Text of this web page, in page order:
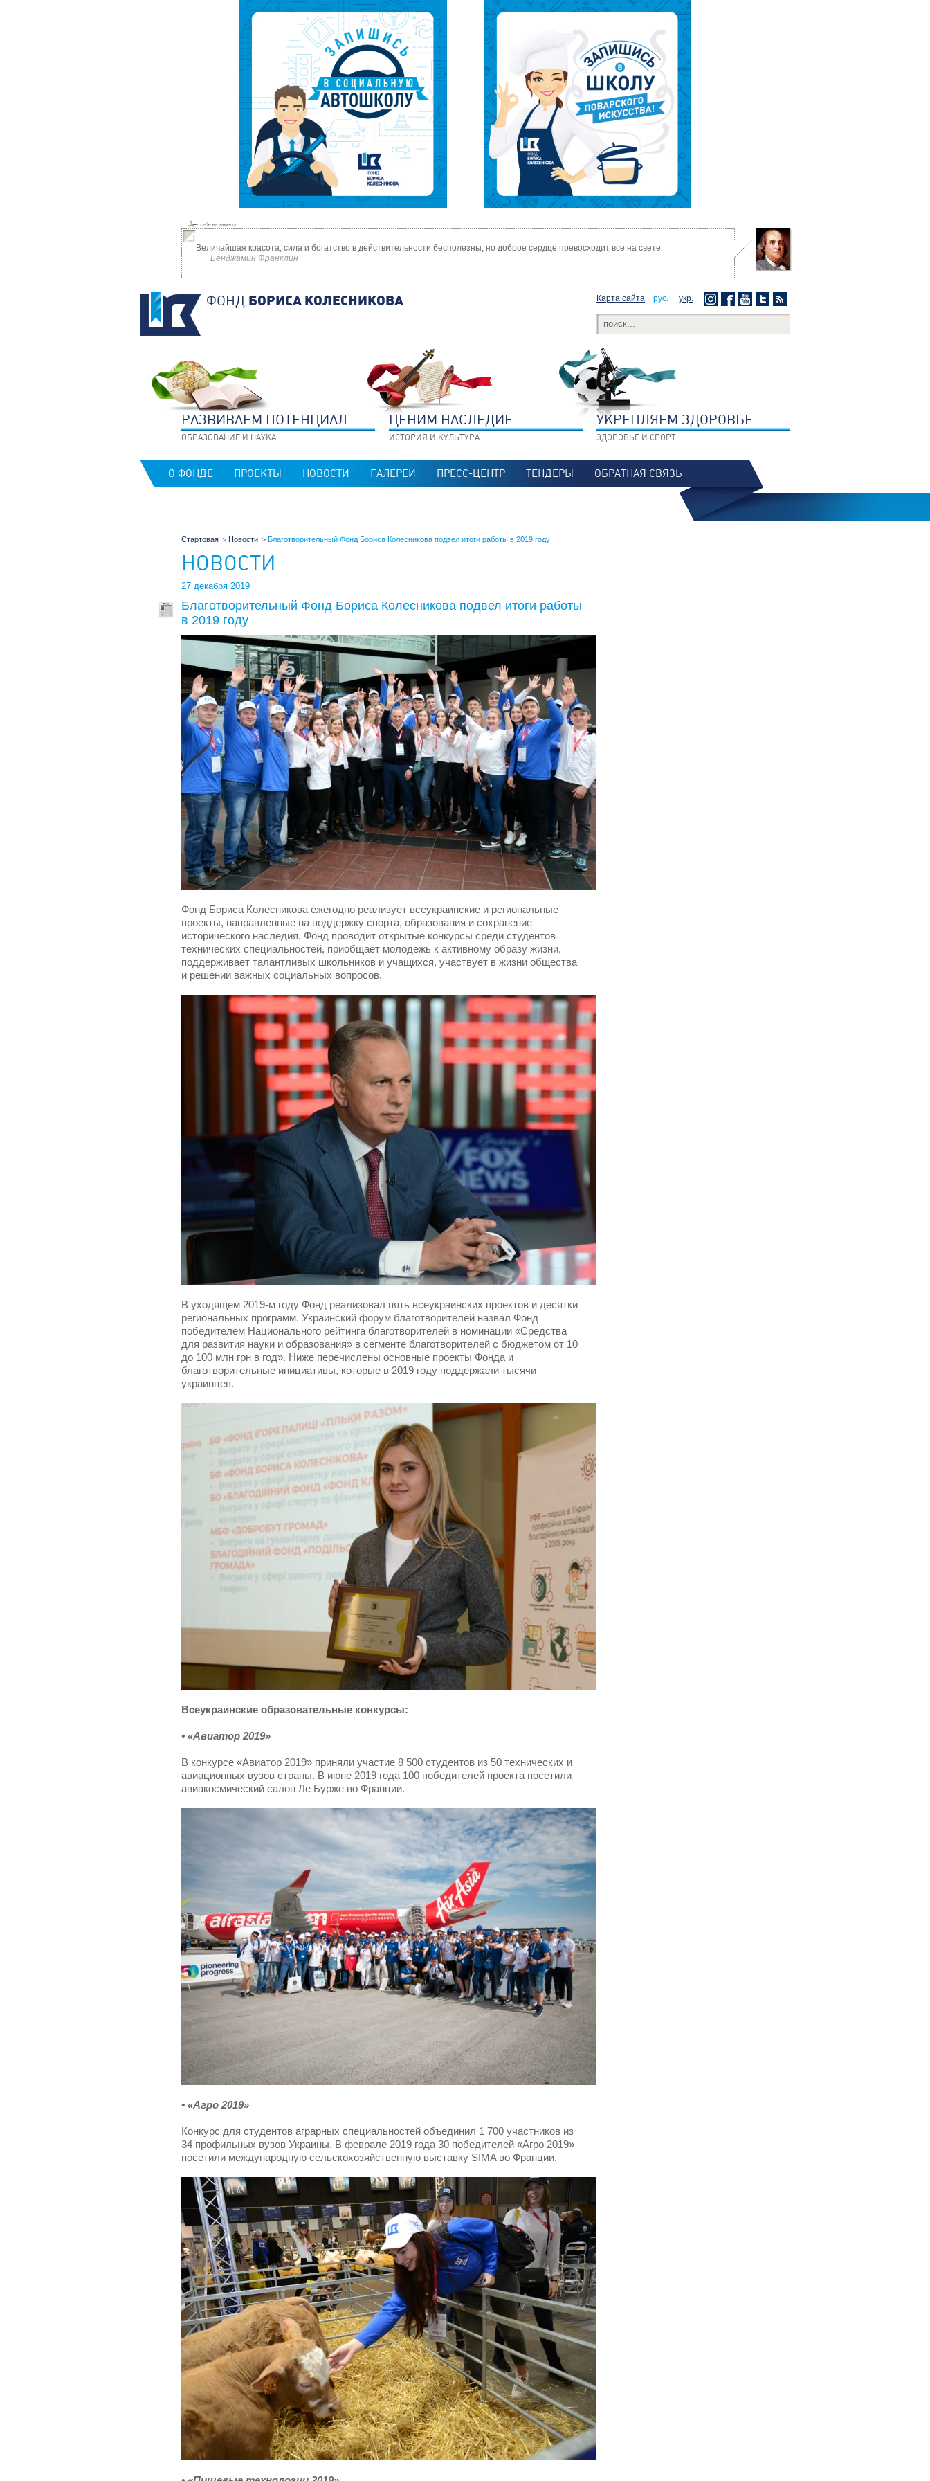
Величайшая красота, сила и богатство в действительности бесполезны; но доброе сердце превосходит все на свете
Бенджамин Франклин
ФОНД БОРИСА КОЛЕСНИКОВА Карта сайта рус. укр.
РАЗВИВАЕМ ПОТЕНЦИАЛ
ОБРАЗОВАНИЕ И НАУКА
ЦЕНИМ НАСЛЕДИЕ
ИСТОРИЯ И КУЛЬТУРА
УКРЕПЛЯЕМ ЗДОРОВЬЕ
ЗДОРОВЬЕ И СПОРТ
О ФОНДЕ ПРОЕКТЫ НОВОСТИ ГАЛЕРЕИ ПРЕСС-ЦЕНТР ТЕНДЕРЫ ОБРАТНАЯ СВЯЗЬ
Стартовая Новости Благотворительный Фонд Бориса Колесникова подвел итоги работы в 2019 году
НОВОСТИ
27 декабря 2019
Благотворительный Фонд Бориса Колесникова подвел итоги работы
в 2019 году
Фонд Бориса Колесникова ежегодно реализует всеукраинские и региональные
проекты, направленные на поддержку спорта, образования и сохранение
исторического наследия. Фонд проводит открытые конкурсы среди студентов
технических специальностей, приобщает молодежь к активному образу жизни,
поддерживает талантливых школьников и учащихся, участвует в жизни общества
и решении важных социальных вопросов.
В уходящем 2019-м году Фонд реализовал пять всеукраинских проектов и десятки
региональных программ. Украинский форум благотворителей назвал Фонд
победителем Национального рейтинга благотворителей в номинации «Средства
для развития науки и образования» в сегменте благотворителей с бюджетом от 10
до 100 млн грн в год». Ниже перечислены основные проекты Фонда и
благотворительные инициативы, которые в 2019 году поддержали тысячи
украинцев.
Всеукраинские образовательные конкурсы:
• «Авиатор 2019»
В конкурсе «Авиатор 2019» приняли участие 8 500 студентов из 50 технических и
авиационных вузов страны. В июне 2019 года 100 победителей проекта посетили
авиакосмический салон Ле Бурже во Франции.
• «Агро 2019»
Конкурс для студентов аграрных специальностей объединил 1 700 участников из
34 профильных вузов Украины. В феврале 2019 года 30 победителей «Агро 2019»
посетили международную сельскохозяйственную выставку SIMA во Франции.